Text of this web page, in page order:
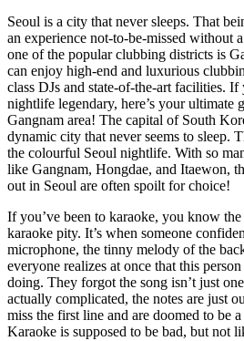
Seoul is a city that never sleeps. That
an experience not-to-be-missed without
one of the popular clubbing districts is
can enjoy high-end and luxurious
class DJs and state-of-the-art facilities.
nightlife legendary, here’s your ultimate
Gangnam area! The capital of South
dynamic city that never seems to sleep.
the colourful Seoul nightlife. With so
like Gangnam, Hongdae, and Itaewon,
out in Seoul are often spoilt for choice!
If you’ve been to karaoke, you know
karaoke pity. It’s when someone
microphone, the tinny melody of the
everyone realizes at once that this
doing. They forgot the song isn’t just
actually complicated, the notes are just
miss the first line and are doomed to be
Karaoke is supposed to be bad, but not